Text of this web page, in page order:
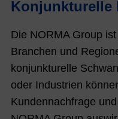
Konjunkturelle
Die NORMA Group
Branchen und
konjunkturelle
oder Industrien
Kundennachfrage